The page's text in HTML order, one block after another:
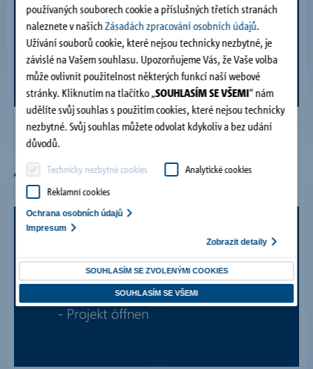
používaných souborech cookie a příslušných třetích stranách
naleznete v našichZásadách zpracování osobních údajů.
Užívání souborů cookie, které nejsou technicky nezbytné, je
závislé na Vašem souhlasu. Upozorňujeme Vás, že Vaše volba
může ovlivnit použitelnost některých funkcí naší webové
stránky. Kliknutím na tlačítko „SOUHLASÍM SE VŠEMI“ nám
udělíte svůj souhlas s použitím cookies, které nejsou technicky
nezbytné. Svůj souhlas můžete odvolat kdykoliv a bez udání
důvodů.
Technicky nezbytné cookies
Analytické cookies
Reklamní cookies
Ochrana osobních údajû
Impresum
Zobrazit detaily
SOUHLASÍM SE ZVOLENÝMI COOKIES
SOUHLASÍM SE VŠEMI
Jak mohu spravovat své projekty?